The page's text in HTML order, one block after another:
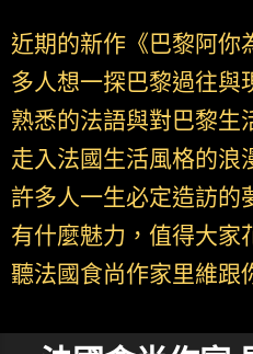
近期的新作《巴黎阿你
多人想一探巴黎過往與
熟悉的法語與對巴黎生
走入法國生活風格的浪
許多人一生必定造訪的
有什麼魅力，值得大家
聽法國食尚作家里維跟